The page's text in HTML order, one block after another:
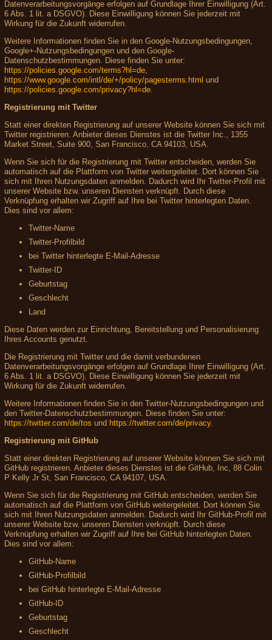
Datenverarbeitungsvorgänge erfolgen auf Grundlage Ihrer Einwilligung (Art.
6 Abs. 1 lit. a DSGVO). Diese Einwilligung können Sie jederzeit mit
Wirkung für die Zukunft widerrufen.
Weitere Informationen finden Sie in den Google-Nutzungsbedingungen,
Google+-Nutzungsbedingungen und den Google-
Datenschutzbestimmungen. Diese finden Sie unter:
https://policies.google.com/terms?hl=de,
https://www.google.com/intl/de/+/policy/pagesterms.html und
https://policies.google.com/privacy?hl=de.
Registrierung mit Twitter
Statt einer direkten Registrierung auf unserer Website können Sie sich mit
Twitter registrieren. Anbieter dieses Dienstes ist die Twitter Inc., 1355
Market Street, Suite 900, San Francisco, CA 94103, USA.
Wenn Sie sich für die Registrierung mit Twitter entscheiden, werden Sie
automatisch auf die Plattform von Twitter weitergeleitet. Dort können Sie
sich mit Ihren Nutzungsdaten anmelden. Dadurch wird Ihr Twitter-Profil mit
unserer Website bzw. unseren Diensten verknüpft. Durch diese
Verknüpfung erhalten wir Zugriff auf Ihre bei Twitter hinterlegten Daten.
Dies sind vor allem:
Twitter-Name
Twitter-Profilbild
bei Twitter hinterlegte E-Mail-Adresse
Twitter-ID
Geburtstag
Geschlecht
Land
Diese Daten werden zur Einrichtung, Bereitstellung und Personalisierung
Ihres Accounts genutzt.
Die Registrierung mit Twitter und die damit verbundenen
Datenverarbeitungsvorgänge erfolgen auf Grundlage Ihrer Einwilligung (Art.
6 Abs. 1 lit. a DSGVO). Diese Einwilligung können Sie jederzeit mit
Wirkung für die Zukunft widerrufen.
Weitere Informationen finden Sie in den Twitter-Nutzungsbedingungen und
den Twitter-Datenschutzbestimmungen. Diese finden Sie unter:
https://twitter.com/de/tos und https://twitter.com/de/privacy.
Registrierung mit GitHub
Statt einer direkten Registrierung auf unserer Website können Sie sich mit
GitHub registrieren. Anbieter dieses Dienstes ist die GitHub, Inc, 88 Colin
P Kelly Jr St, San Francisco, CA 94107, USA.
Wenn Sie sich für die Registrierung mit GitHub entscheiden, werden Sie
automatisch auf die Plattform von GitHub weitergeleitet. Dort können Sie
sich mit Ihren Nutzungsdaten anmelden. Dadurch wird Ihr GitHub-Profil mit
unserer Website bzw. unseren Diensten verknüpft. Durch diese
Verknüpfung erhalten wir Zugriff auf Ihre bei GitHub hinterlegten Daten.
Dies sind vor allem:
GitHub-Name
GitHub-Profilbild
bei GitHub hinterlegte E-Mail-Adresse
GitHub-ID
Geburtstag
Geschlecht